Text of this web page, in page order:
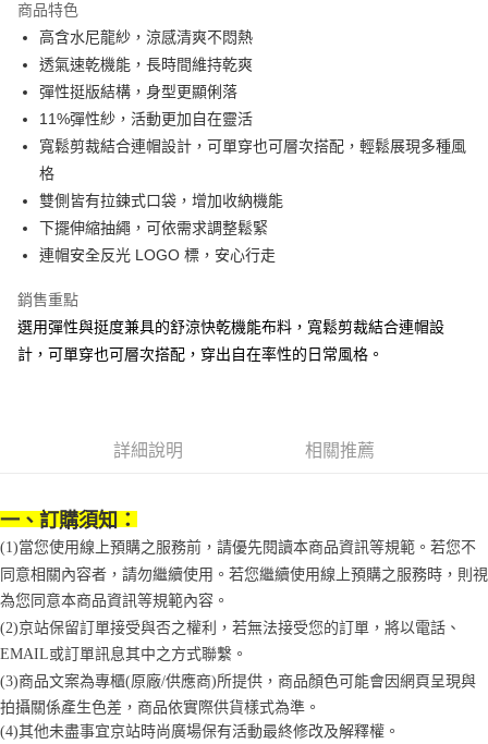
Google Pay
全盈+PAY
大哥付你分期
相關說明
【大哥付你分期使用說明】
1.本服務由台灣大哥大提供，台灣大哥大用戶可立即使用無須另外申請。
2.付款方式選擇「大哥付你分期」，訂單成立後會自動跳轉到大哥付的交易
流程，驗證手機門號後，選擇欲分期的期數、繳款截止日，確認付款後即完
成交易。
3.實際核准額度、可分期數及費用金額請依後續交易確認頁面所載為準。
消。如遇「轉專審核」未通過狀況，表示未達大哥付你分期系統評分，恕無
法說明評估內容。
【繳款方式說明】
1.分期款項不併入電信帳單，「大哥付你分期」於每月結算日後寄送繳費提
2.基於同意付款使用「大哥付你分期」之契約關係目的，商店將以您的個人
資料（包含姓名、電話或地址）提供予台灣大哥大進項蒐集、處理及利用，
由本公司與您本人進行分期帳單所需資料之確認、核對及更正。
3.完整用戶服務條款，請詳閱以下連結：https://oppay.tw/userRule
AFTEE先享後付
相關說明
【關於「AFTEE先享後付」】
AFTEE先享後付是「在收到商品之後才付款」的支付方式。 讓您購物簡單
便利好安心！
２．便利：只要手機號碼，簡訊認證，即可結帳。
３．安心：先確認商品／服務後，再付款。
【「AFTEE先享後付」結帳流程】
ATM／網路銀行／等多元方式進行付款，方視為交易完成。
後付繳納相關費用。
※ 交易是否成功請以「AFTEE先享後付 」之結帳頁面顯示為準，若有關於
是否繳費成功／繳費後需取消欲退款等相關疑問，請聯繫「AFTEE先享後付
客戶支援中心」 https://netprotections.freshdesk.com/support/home
【注意事項】
１．透過由恩沛科技股份有限公司提供之「AFTEE先享後付」服務完成之交
易，需依本服務之必要範圍內提供個人資料，並將交易相關給付款項請求債
權轉讓予恩沛科技股份有限公司。
２．關於個人資料處理事宜，請瀏覽以下網址：
https://aftee.tw/terms/#terms3
３．未成年的使用者請事先徵得法定代理人或監護人之同意方可使用
ATM付款
運送方式
付款後全家取貨
每筆NT$70，滿NT$899(含以上)免運費
京站台北店客服中心(1F星巴克旁) 即日起不提供京站紙袋，取件時
免運費
商品特色
高含水尼龍紗，涼感清爽不悶熱
透氣速乾機能，長時間維持乾爽
彈性挺版結構，身型更顯俐落
11%彈性紗，活動更加自在靈活
寬鬆剪裁結合連帽設計，可單穿也可層次搭配，輕鬆展現多種風
格
雙側皆有拉鍊式口袋，增加收納機能
下擺伸縮抽繩，可依需求調整鬆緊
連帽安全反光 LOGO 標，安心行走
銷售重點
選用彈性與挺度兼具的舒涼快乾機能布料，寬鬆剪裁結合連帽設
計，可單穿也可層次搭配，穿出自在率性的日常風格。
詳細說明 相關推薦
一、訂購須知：
(1)當您使用線上預購之服務前，請優先閱讀本商品資訊等規範。若您不
同意相關內容者，請勿繼續使用。若您繼續使用線上預購之服務時，則視
為您同意本商品資訊等規範內容。
(2)京站保留訂單接受與否之權利，若無法接受您的訂單，將以電話、
EMAIL或訂單訊息其中之方式聯繫。
(3)商品文案為專櫃(原廠/供應商)所提供，商品顏色可能會因網頁呈現與
拍攝關係產生色差，商品依實際供貨樣式為準。
(4)其他未盡事宜京站時尚廣場保有活動最終修改及解釋權。